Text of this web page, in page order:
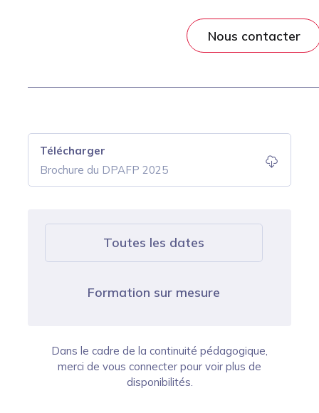
Nous contacter
Télécharger
Brochure du DPAFP 2025
Toutes les dates
Formation sur mesure
Dans le cadre de la continuité pédagogique,
merci de vous connecter pour voir plus de
disponibilités.